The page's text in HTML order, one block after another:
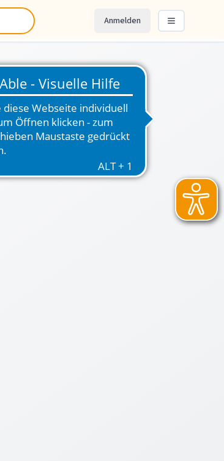
Anmelden Menü öffnen